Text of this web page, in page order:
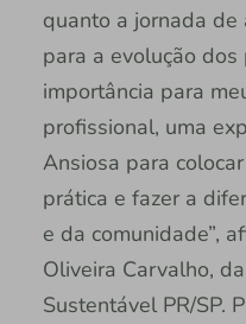
quanto a jornada
para a evolução dos
importância para
profissional, uma
Ansiosa para
prática e fazer a
e da comunidade”,
Oliveira Carvalho,
Sustentável PR/SP.